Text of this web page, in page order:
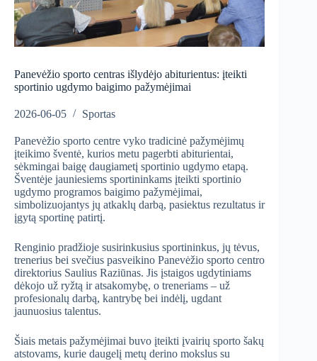
Panevėžio sporto centras išlydėjo abiturientus: įteikti
sportinio ugdymo baigimo pažymėjimai
2026-06-05 Sportas
Panevėžio sporto centre vyko tradicinė pažymėjimų
įteikimo šventė, kurios metu pagerbti abiturientai,
sėkmingai baigę daugiametį sportinio ugdymo etapą.
Šventėje jauniesiems sportininkams įteikti sportinio
ugdymo programos baigimo pažymėjimai,
simbolizuojantys jų atkaklų darbą, pasiektus rezultatus ir
įgytą sportinę patirtį.
Renginio pradžioje susirinkusius sportininkus, jų tėvus,
trenerius bei svečius pasveikino Panevėžio sporto centro
direktorius Saulius Raziūnas. Jis įstaigos ugdytiniams
dėkojo už ryžtą ir atsakomybę, o treneriams – už
profesionalų darbą, kantrybę bei indėlį, ugdant
jaunuosius talentus.
Šiais metais pažymėjimai buvo įteikti įvairių sporto šakų
atstovams, kurie daugelį metų derino mokslus su